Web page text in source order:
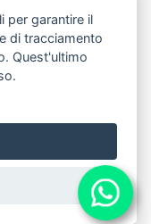
per garantire il
di tracciamento
Quest'ultimo